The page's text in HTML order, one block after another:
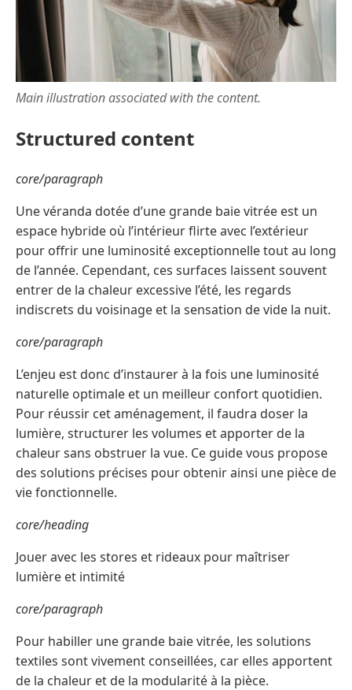
Main illustration associated with the content.
Structured content
core/paragraph
Une véranda dotée d’une grande baie vitrée est un
espace hybride où l’intérieur flirte avec l’extérieur
pour offrir une luminosité exceptionnelle tout au long
de l’année. Cependant, ces surfaces laissent souvent
entrer de la chaleur excessive l’été, les regards
indiscrets du voisinage et la sensation de vide la nuit.
core/paragraph
L’enjeu est donc d’instaurer à la fois une luminosité
naturelle optimale et un meilleur confort quotidien.
Pour réussir cet aménagement, il faudra doser la
lumière, structurer les volumes et apporter de la
chaleur sans obstruer la vue. Ce guide vous propose
des solutions précises pour obtenir ainsi une pièce de
vie fonctionnelle.
core/heading
Jouer avec les stores et rideaux pour maîtriser
lumière et intimité
core/paragraph
Pour habiller une grande baie vitrée, les solutions
textiles sont vivement conseillées, car elles apportent
de la chaleur et de la modularité à la pièce.